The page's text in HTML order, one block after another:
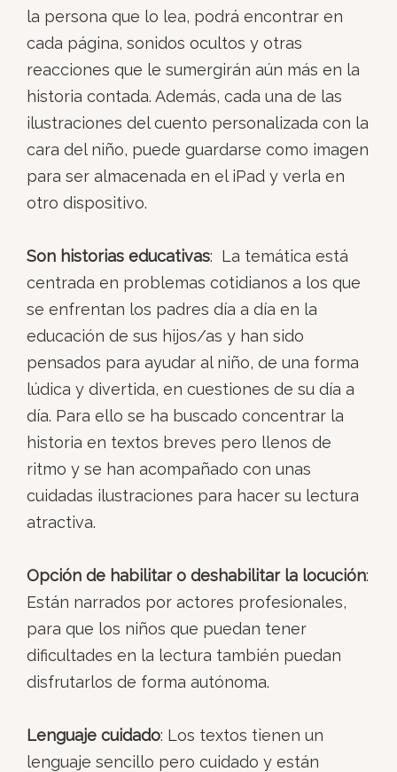
la persona que lo lea, podrá encontrar en
cada página, sonidos ocultos y otras
reacciones que le sumergirán aún más en la
historia contada. Además, cada una de las
ilustraciones del cuento personalizada con la
cara del niño, puede guardarse como imagen
para ser almacenada en el iPad y verla en
otro dispositivo.
Son historias educativas: La temática está
centrada en problemas cotidianos a los que
se enfrentan los padres día a día en la
educación de sus hijos/as y han sido
pensados para ayudar al niño, de una forma
lúdica y divertida, en cuestiones de su día a
día. Para ello se ha buscado concentrar la
historia en textos breves pero llenos de
ritmo y se han acompañado con unas
cuidadas ilustraciones para hacer su lectura
atractiva.
Opción de habilitar o deshabilitar la locución:
Están narrados por actores profesionales,
para que los niños que puedan tener
dificultades en la lectura también puedan
disfrutarlos de forma autónoma.
Lenguaje cuidado: Los textos tienen un
lenguaje sencillo pero cuidado y están